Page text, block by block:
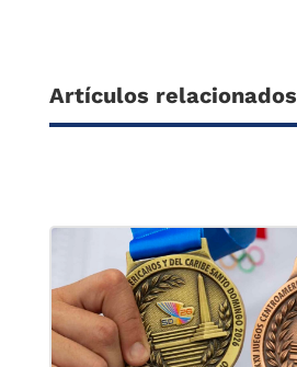
Artículos relacionados